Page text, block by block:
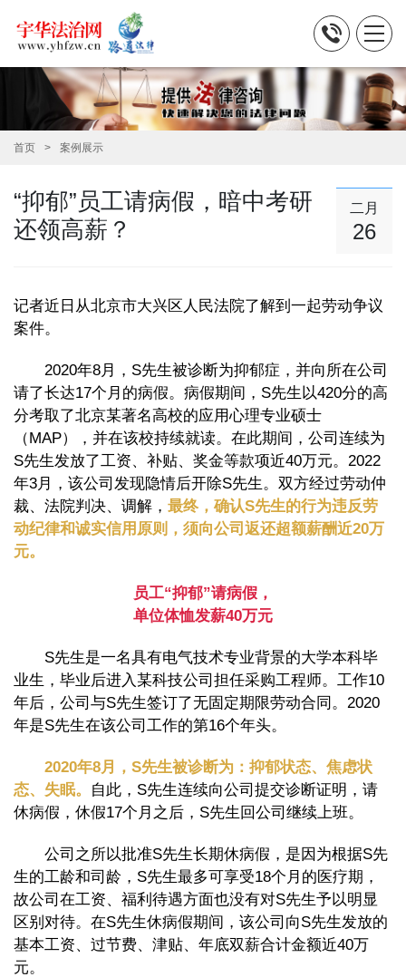
首页 案例展示
“抑郁”员工请病假，暗中考研
还领高薪？
二月
26
记者近日从北京市大兴区人民法院了解到一起劳动争议
案件。
2020年8月，S先生被诊断为抑郁症，并向所在公司
请了长达17个月的病假。病假期间，S先生以420分的高
分考取了北京某著名高校的应用心理专业硕士
（MAP），并在该校持续就读。在此期间，公司连续为
S先生发放了工资、补贴、奖金等款项近40万元。2022
年3月，该公司发现隐情后开除S先生。双方经过劳动仲
裁、法院判决、调解， 最终，确认S先生的行为违反劳
动纪律和诚实信用原则，须向公司返还超额薪酬近20万
元。
员工“抑郁”请病假，
单位体恤发薪40万元
S先生是一名具有电气技术专业背景的大学本科毕
业生，毕业后进入某科技公司担任采购工程师。工作10
年后，公司与S先生签订了无固定期限劳动合同。2020
年是S先生在该公司工作的第16个年头。
2020年8月，S先生被诊断为：抑郁状态、焦虑状
态、失眠。
自此，S先生连续向公司提交诊断证明，请
休病假，休假17个月之后，S先生回公司继续上班。
公司之所以批准S先生长期休病假，是因为根据S先
生的工龄和司龄，S先生最多可享受18个月的医疗期，
故公司在工资、福利待遇方面也没有对S先生予以明显
区别对待。在S先生休病假期间，该公司向S先生发放的
基本工资、过节费、津贴、年底双薪合计金额近40万
元。